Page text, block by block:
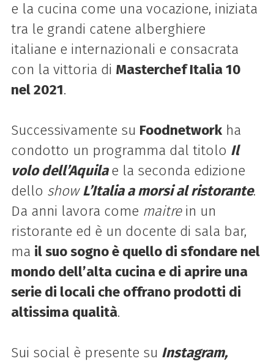
e la cucina come una vocazione, iniziata
tra le grandi catene alberghiere
italiane e internazionali e consacrata
con la vittoria di Masterchef Italia 10
nel 2021.
Successivamente su Foodnetworkha
condotto un programma dal titolo Il
volo dell’Aquilae la seconda edizione
dello show L’Italia a morsi al ristorante.
Da anni lavora come maitrein un
ristorante ed è un docente di sala bar,
ma il suo sogno è quello di sfondare nel
mondo dell’alta cucina e di aprire una
serie di locali che offrano prodotti di
altissima qualità.
Sui social è presente su Instagram,